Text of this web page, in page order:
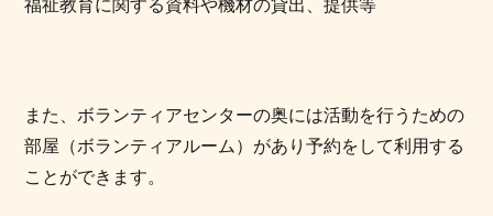
福祉教育に関する資料や機材の貸出、提供等
また、ボランティアセンターの奥には活動を行うための
部屋（ボランティアルーム）があり予約をして利用する
ことができます。